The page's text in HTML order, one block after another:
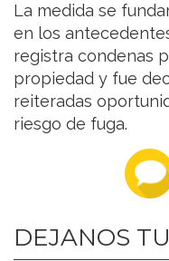
La medida se
en los
registra condenas
propiedad y fue
reiteradas
riesgo de fuga.
DEJANOS